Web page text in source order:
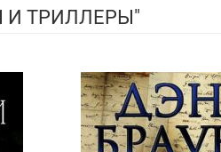
И ТРИЛЛЕРЫ"